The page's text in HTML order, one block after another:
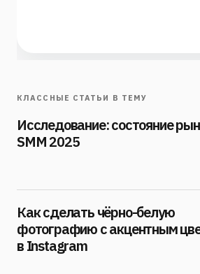
КЛАССНЫЕ СТАТЬИ В ТЕМУ
Исследование: состояние
SMM 2025
Как сделать чёрно-белую
фотографию с акцентным
в Instagram